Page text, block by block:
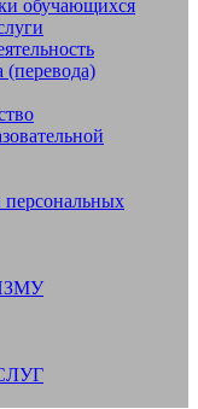
обучающихся
(перевода)